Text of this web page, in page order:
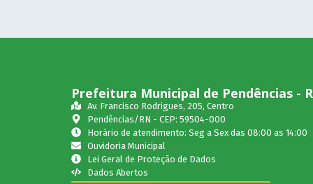
Prefeitura Municipal de Pendências -
Av. Francisco Rodrigues, 205, Centro
Pendências/RN - CEP: 59504-000
Horário de atendimento: Seg a Sex das 08:00 as 14:00
Ouvidoria Municipal
Lei Geral de Proteção de Dados
Dados Abertos